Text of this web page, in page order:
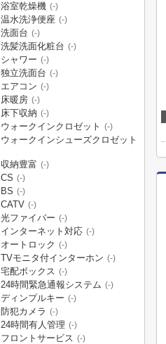
浴室乾燥機 (-)
温水洗浄便座 (-)
洗面台 (-)
洗髪洗面化粧台 (-)
シャワー (-)
独立洗面台 (-)
エアコン (-)
床暖房 (-)
床下収納 (-)
ウォークインクロゼット (-)
ウォークインシューズクロゼット
収納豊富 (-)
CS (-)
BS (-)
CATV (-)
光ファイバー (-)
インターネット対応 (-)
オートロック (-)
TVモニタ付インターホン (-)
宅配ボックス (-)
24時間緊急通報システム (-)
ディンプルキー (-)
防犯カメラ (-)
24時間有人管理 (-)
フロントサービス (-)